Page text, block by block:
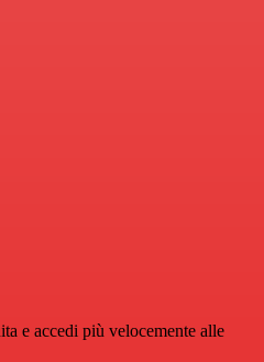
e accedi più velocemente alle